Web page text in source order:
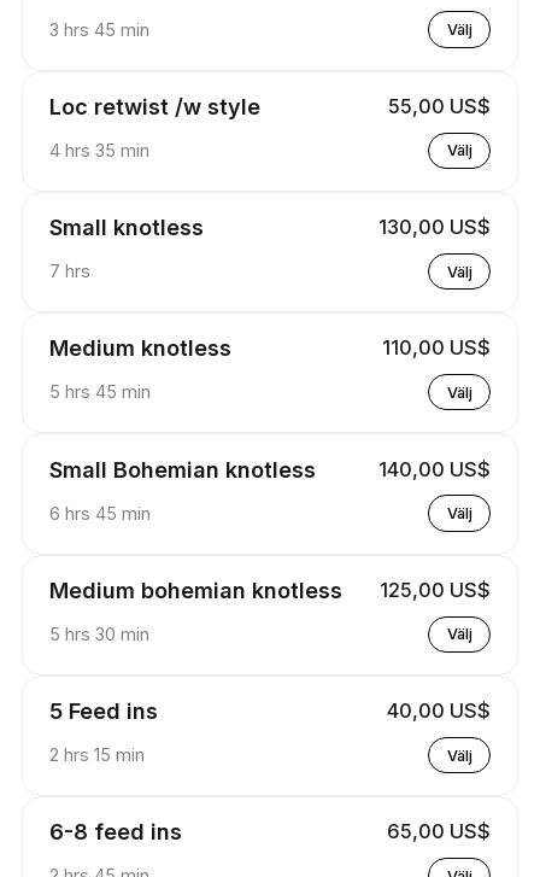
3 hrs 45 min Välj
Loc retwist /w style 55,00 US$
4 hrs 35 min Välj
Small knotless 130,00 US$
7 hrs Välj
Medium knotless 110,00 US$
5 hrs 45 min Välj
Small Bohemian knotless 140,00 US$
6 hrs 45 min Välj
Medium bohemian knotless 125,00 US$
5 hrs 30 min Välj
5 Feed ins 40,00 US$
2 hrs 15 min Välj
6-8 feed ins 65,00 US$